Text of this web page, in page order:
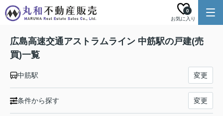
お気に入り
0
広島高速交通アストラムライン 中筋駅の戸建(売
買)一覧
中筋駅 変更
条件から探す 変更